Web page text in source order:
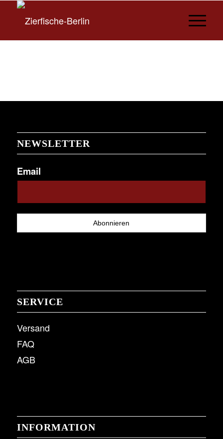
NEWSLETTER
Email
SERVICE
Versand
FAQ
AGB
INFORMATION